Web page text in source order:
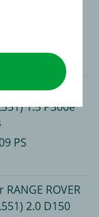
ROVER
1.5 P300e
PS
ROVER
2.0 D150